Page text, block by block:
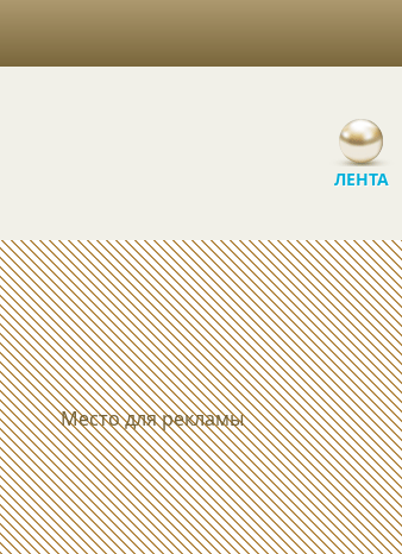
ЛЕНТА
Место для рекламы